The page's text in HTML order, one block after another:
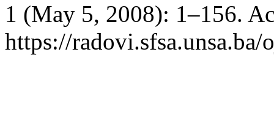
1 (May 5, 2008): 1–156.
https://